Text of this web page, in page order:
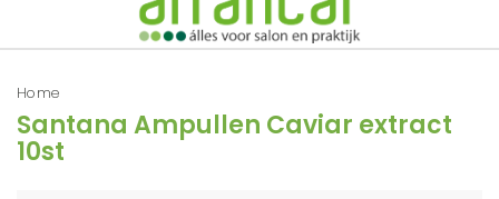
Home
Santana Ampullen Caviar extract
10st